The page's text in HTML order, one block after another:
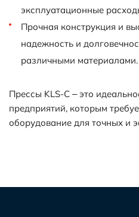
эксплуатационные
Прочная конструкция и
надежность и
различными материалами.
Прессы KLS-C – это
предприятий, которым
оборудование для точных и